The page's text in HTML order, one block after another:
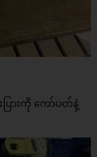
ြားကို ကော်ပတ်နဲ့